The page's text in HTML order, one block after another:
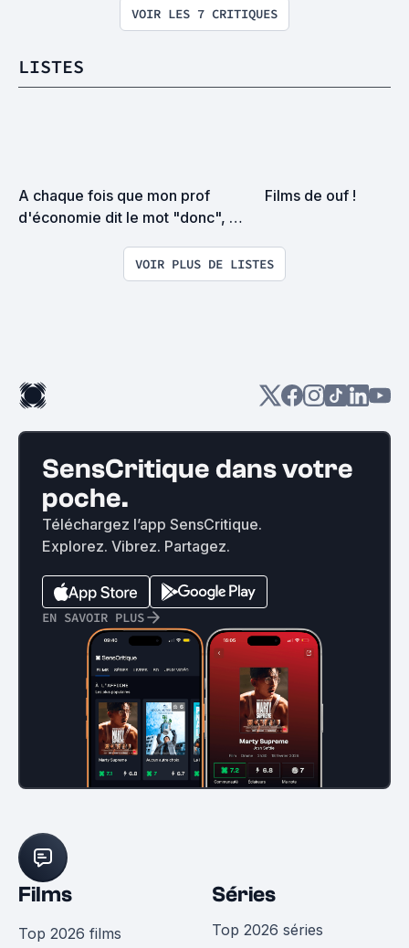
VOIR LES 7 CRITIQUES
LISTES
A chaque fois que mon prof
d'économie dit le mot "donc",
Films de ouf !
VOIR PLUS DE LISTES
SensCritique dans votre
poche.
Téléchargez l’app SensCritique.
Explorez. Vibrez. Partagez.
EN SAVOIR PLUS
Films
Top 2026 films
Séries
Top 2026 séries